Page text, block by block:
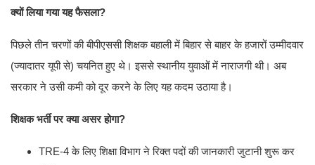
क्यों लिया गया यह फैसला?
पिछले तीन चरणों की बीपीएससी शिक्षक बहाली में बिहार से बाहर के हजारों उम्मीदवार
(ज्यादातर यूपी से) चयनित हुए थे। इससे स्थानीय युवाओं में नाराजगी थी। अब
सरकार ने उसी कमी को दूर करने के लिए यह कदम उठाया है।
शिक्षक भर्ती पर क्या असर होगा?
TRE-4 के लिए शिक्षा विभाग ने रिक्त पदों की जानकारी जुटानी शुरू कर